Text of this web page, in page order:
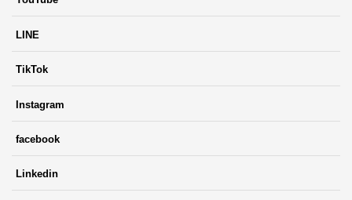
LINE
TikTok
Instagram
facebook
Linkedin